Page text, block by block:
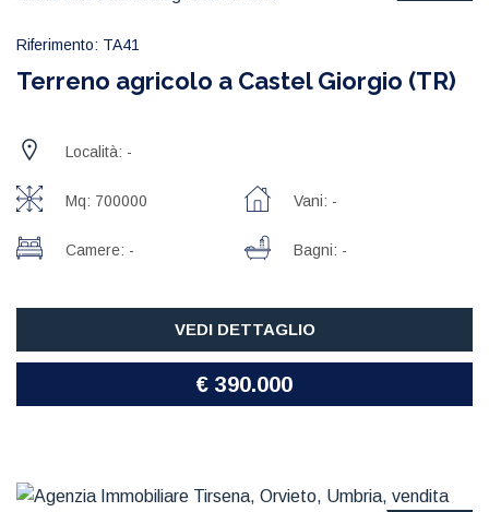
Riferimento: TA41
Terreno agricolo a Castel Giorgio (TR)
Località: -
Mq: 700000 Vani: -
Camere: - Bagni: -
VEDI DETTAGLIO
€ 390.000